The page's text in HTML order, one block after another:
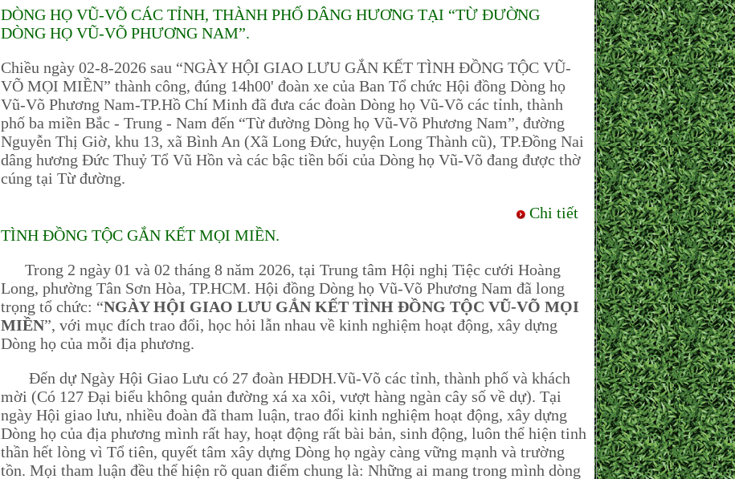
DÒNG HỌ VŨ-VÕ CÁC TỈNH, THÀNH PHỐ DÂNG HƯƠNG TẠI “TỪ ĐƯỜNG
DÒNG HỌ VŨ-VÕ PHƯƠNG NAM”.
Chiều ngày 02-8-2026 sau “NGÀY HỘI GIAO LƯU GẮN KẾT TÌNH ĐỒNG TỘC VŨ-
VÕ MỌI MIỀN” thành công, đúng 14h00' đoàn xe của Ban Tổ chức Hội đồng Dòng họ
Vũ-Võ Phương Nam-TP.Hồ Chí Minh đã đưa các đoàn Dòng họ Vũ-Võ các tỉnh, thành
phố ba miền Bắc - Trung - Nam đến “Từ đường Dòng họ Vũ-Võ Phương Nam”, đường
Nguyễn Thị Giờ, khu 13, xã Bình An (Xã Long Đức, huyện Long Thành cũ), TP.Đồng Nai
dâng hương Đức Thuỷ Tổ Vũ Hồn và các bậc tiền bối của Dòng họ Vũ-Võ đang được thờ
cúng tại Từ đường.
Chi tiết
TÌNH ĐỒNG TỘC GẮN KẾT MỌI MIỀN.
Trong 2 ngày 01 và 02 tháng 8 năm 2026, tại Trung tâm Hội nghị Tiệc cưới Hoàng
Long, phường Tân Sơn Hòa, TP.HCM. Hội đồng Dòng họ Vũ-Võ Phương Nam đã long
trọng tổ chức: “NGÀY HỘI GIAO LƯU GẮN KẾT TÌNH ĐỒNG TỘC VŨ-VÕ MỌI
MIỀN”, với mục đích trao đổi, học hỏi lẫn nhau về kinh nghiệm hoạt động, xây dựng
Dòng họ của mỗi địa phương.
Đến dự Ngày Hội Giao Lưu có 27 đoàn HĐDH.Vũ-Võ các tỉnh, thành phố và khách
mời (Có 127 Đại biểu không quản đường xá xa xôi, vượt hàng ngàn cây số về dự). Tại
ngày Hội giao lưu, nhiều đoàn đã tham luận, trao đổi kinh nghiệm hoạt động, xây dựng
Dòng họ của địa phương mình rất hay, hoạt động rất bài bản, sinh động, luôn thể hiện tinh
thần hết lòng vì Tổ tiên, quyết tâm xây dựng Dòng họ ngày càng vững mạnh và trường
tồn. Mọi tham luận đều thể hiện rõ quan điểm chung là: Những ai mang trong mình dòng